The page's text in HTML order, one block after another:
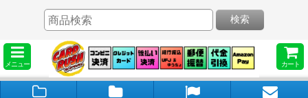
メニュー カート
検索